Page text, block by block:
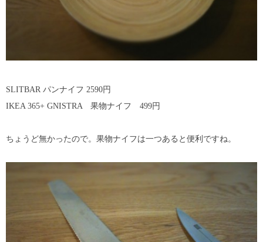
SLITBAR パンナイフ 2590円
IKEA 365+ GNISTRA 果物ナイフ 499円
ちょうど無かったので。果物ナイフは一つあると便利ですね。